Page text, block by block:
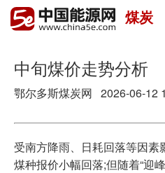
首页
政
油
煤
电
煤炭
中旬煤价走势分析
鄂尔多斯煤炭网 2026-06-
受南方降雨、日耗回落等因
煤种报价小幅回落;但随着“迎